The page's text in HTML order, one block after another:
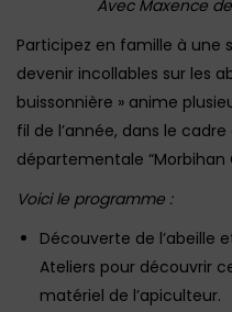
Avec Maxence
Participez en famille à
devenir incollables sur les
buissonnière » anime
fil de l’année, dans le
départementale “Morbihan
Voici le programme :
Découverte de l’abeille
Ateliers pour découvrir
matériel de l’apiculteur.